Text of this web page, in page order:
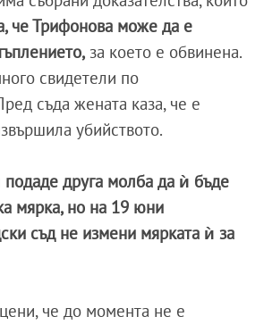
че Трифонова може да е
за което е обвинена.
свидетели по
съда жената каза, че е
убийството.
подаде друга молба да ѝ бъде
мярка, но на 19 юни
съд не измени мярката ѝ за
че до момента не е